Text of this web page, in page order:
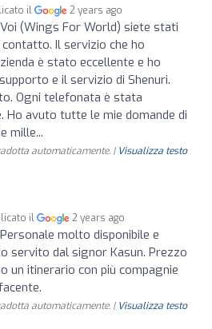
il 2 years ago
Voi (Wings For World) siete stati
Il servizio che ho
è stato eccellente e ho
e il servizio di Shenuri.
Ogni telefonata è stata
avuto tutte le mie domande di
mille...
automaticamente. | Visualizza testo
il 2 years ago
Personale molto disponibile e
servito dal signor Kasun. Prezzo
un itinerario con più compagnie
automaticamente. | Visualizza testo